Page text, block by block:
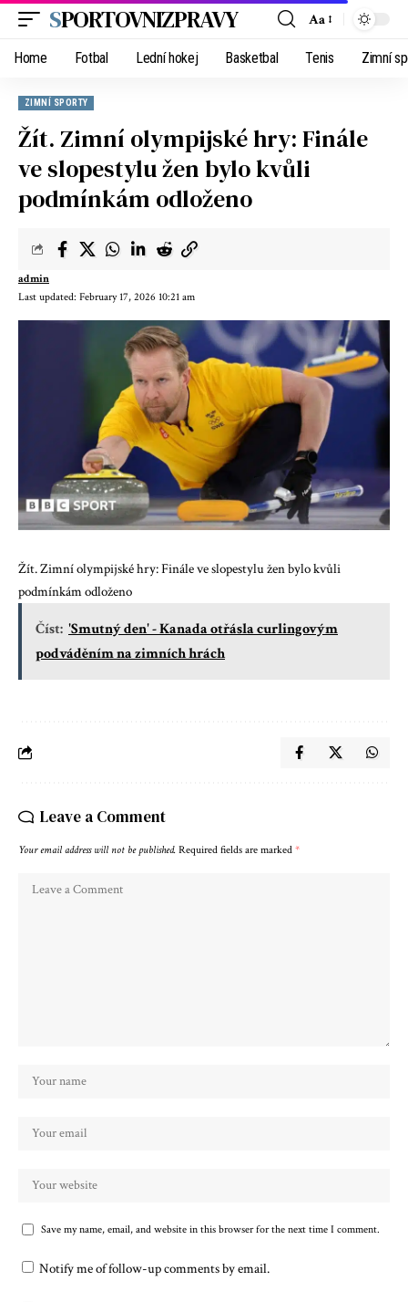
SPORTOVNIZPRAVY Aa
Home Fotbal Lední hokej Basketbal Tenis Zimní
ZIMNÍ SPORTY
Žít. Zimní olympijské hry: Finále
ve slopestylu žen bylo kvůli
podmínkám odloženo
Last updated: February 17, 2026 10:21 am
admin
Žít. Zimní olympijské hry: Finále ve slopestylu žen bylo kvůli
podmínkám odloženo
Číst: 'Smutný den' - Kanada otřásla curlingovým
podváděním na zimních hrách
Leave a Comment
Your email address will not be published. Required fields are marked *
Save my name, email, and website in this browser for the next time I comment.
Notify me of follow-up comments by email.